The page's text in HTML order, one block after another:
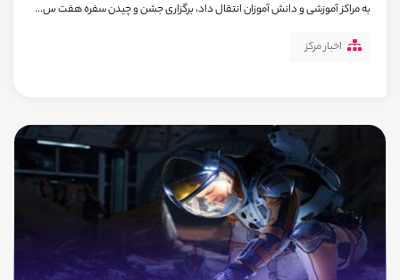
به مراکز آموزشی و دانش آموزان انتقال داد، برگزاری جشن و چیدن سفره هفت س...
اخبار مرکز